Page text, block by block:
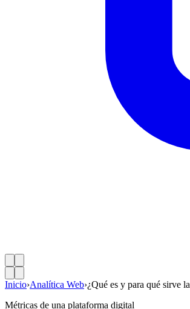
Inicio›Analítica Web›¿Qué es y para qué sirve
Métricas de una plataforma digital